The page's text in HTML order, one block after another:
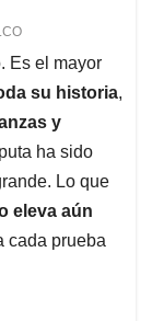
Es el mayor
su historia,
y
ha sido
Lo que
eleva aún
cada prueba